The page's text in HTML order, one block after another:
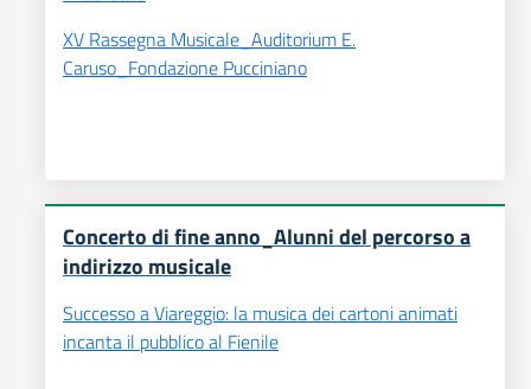
XV Rassegna Musicale_Auditorium E.
Caruso_Fondazione Pucciniano
Concerto di fine anno_Alunni del percorso a
indirizzo musicale
Successo a Viareggio: la musica dei cartoni animati
incanta il pubblico al Fienile